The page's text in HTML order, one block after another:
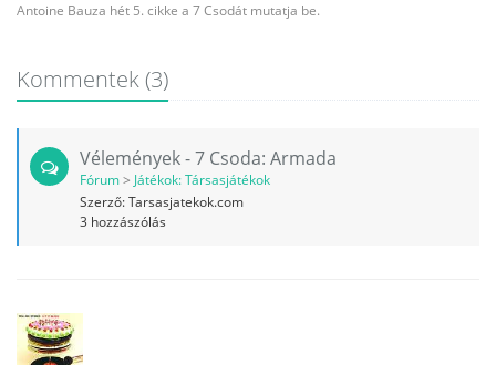
Antoine Bauza hét 5. cikke a 7 Csodát mutatja be.
Kommentek(3)
Vélemények - 7 Csoda: Armada
Fórum> Játékok: Társasjátékok
Szerző:Tarsasjatekok.com
3 hozzászólás